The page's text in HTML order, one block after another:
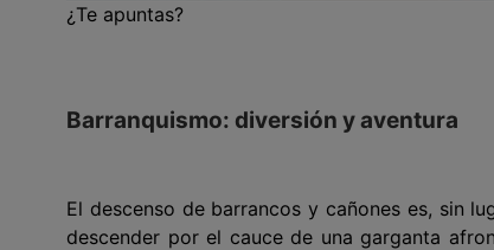
¿Te apuntas?
Barranquismo: diversión y aventura
El descenso de barrancos y cañones es, sin
descender por el cauce de una garganta